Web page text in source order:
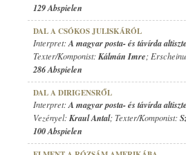
129 Abspielen
DAL A CSÓKOS JULISKÁRÓL
Interpret: A magyar posta- és távírda
Texter/Komponist: Kálmán Imre;
286 Abspielen
DAL A DIRIGENSRŐL
Interpret: A magyar posta- és távírda
Vezényel: Kraul Antal; Texter/Komponist:
100 Abspielen